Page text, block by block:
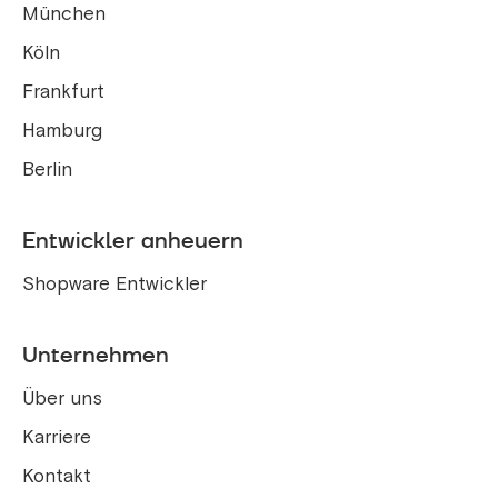
München
Köln
Frankfurt
Hamburg
Berlin
Entwickler anheuern
Shopware Entwickler
Unternehmen
Über uns
Karriere
Kontakt